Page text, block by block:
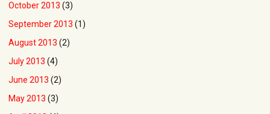
October 2013 (3)
September 2013 (1)
August 2013 (2)
July 2013 (4)
June 2013 (2)
May 2013 (3)